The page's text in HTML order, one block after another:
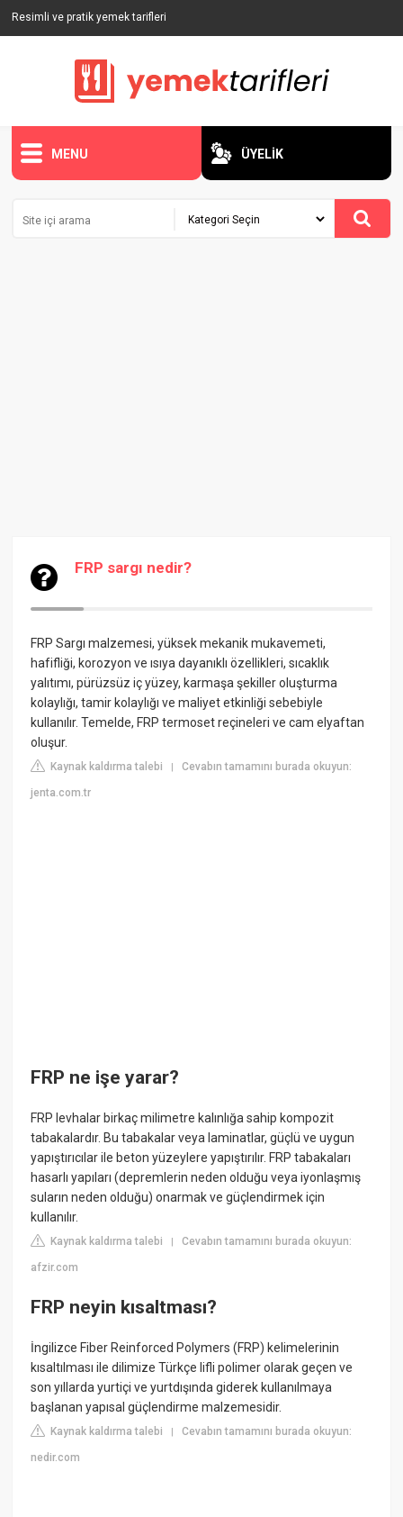
Resimli ve pratik yemek tarifleri
MENU ÜYELİK
FRP sargı nedir?
FRP Sargı malzemesi, yüksek mekanik mukavemeti,
hafifliği, korozyon ve ısıya dayanıklı özellikleri, sıcaklık
yalıtımı, pürüzsüz iç yüzey, karmaşa şekiller oluşturma
kolaylığı, tamir kolaylığı ve maliyet etkinliği sebebiyle
kullanılır. Temelde, FRP termoset reçineleri ve cam elyaftan
oluşur.
Kaynak kaldırma talebi |Cevabın tamamını burada okuyun:
jenta.com.tr
FRP ne işe yarar?
FRP levhalar birkaç milimetre kalınlığa sahip kompozit
tabakalardır. Bu tabakalar veya laminatlar, güçlü ve uygun
yapıştırıcılar ile beton yüzeylere yapıştırılır. FRP tabakaları
hasarlı yapıları (depremlerin neden olduğu veya iyonlaşmış
suların neden olduğu) onarmak ve güçlendirmek için
kullanılır.
Kaynak kaldırma talebi |Cevabın tamamını burada okuyun:
afzir.com
FRP neyin kısaltması?
İngilizce Fiber Reinforced Polymers (FRP) kelimelerinin
kısaltılması ile dilimize Türkçe lifli polimer olarak geçen ve
son yıllarda yurtiçi ve yurtdışında giderek kullanılmaya
başlanan yapısal güçlendirme malzemesidir.
Kaynak kaldırma talebi |Cevabın tamamını burada okuyun:
nedir.com